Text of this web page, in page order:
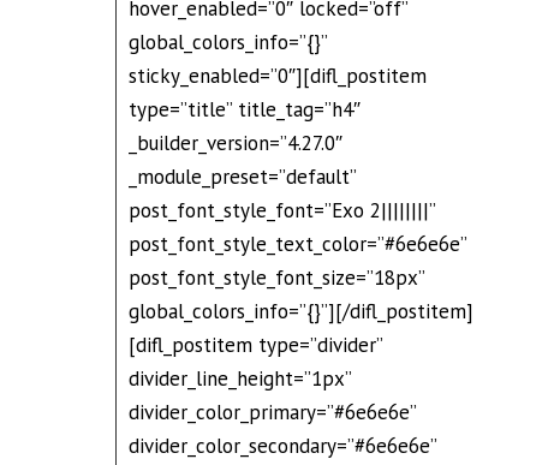
hover_enabled=”0″ locked=”off”
global_colors_info=”{}”
sticky_enabled=”0″][difl_postitem
type=”title” title_tag=”h4″
_builder_version=”4.27.0″
_module_preset=”default”
post_font_style_font=”Exo 2||||||||”
post_font_style_text_color=”#6e6e6e”
post_font_style_font_size=”18px”
global_colors_info=”{}”][/difl_postitem]
[difl_postitem type=”divider”
divider_line_height=”1px”
divider_color_primary=”#6e6e6e”
divider_color_secondary=”#6e6e6e”